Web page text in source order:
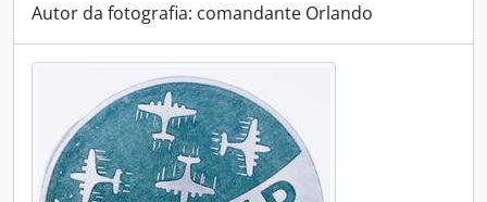
Autor da fotografia: comandante Orlando